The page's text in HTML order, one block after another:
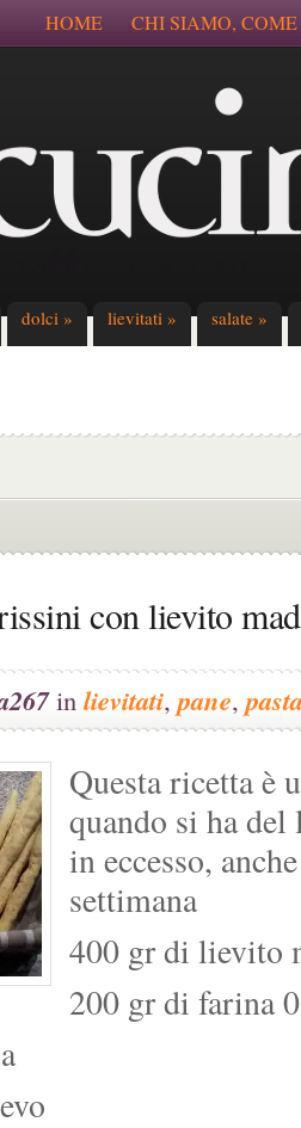
HOME CHI SIAMO,
dolci » lievitati » salate »
con lievito
in lievitati,pane,
Questa ricetta è
quando si ha
in eccesso,
settimana
400 gr di lievito
200 gr di farina 0